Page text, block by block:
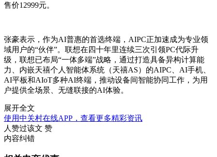
售价12999元。
张豪表示，作为AI普惠的首选终端，AIPC正加速成为专业领
域用户的“伙伴”。联想在四十年里连续三次引领PC代际升
级，联想已布局“一体多端”战略，通过打造具备异构计算能
力、内嵌天禧个人智能体系统（天禧AS）的AIPC、AI手机、
AI平板和AIoT多种AI终端，推动设备间智能协同工作，为用
户提供全场景、无缝联接的AI体验。
展开全文
使用中关村在线APP，查看更多精彩资讯
人赞过该文 赞
内容纠错